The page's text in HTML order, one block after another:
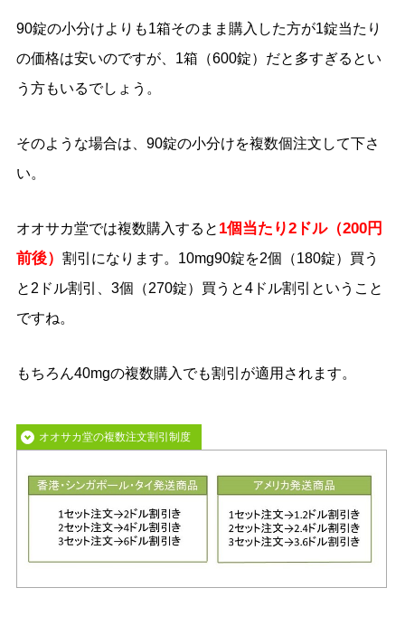
90錠の小分けよりも1箱そのまま購入した方が1錠当たり
の価格は安いのですが、1箱（600錠）だと多すぎるとい
う方もいるでしょう。
そのような場合は、90錠の小分けを複数個注文して下さ
い。
オオサカ堂では複数購入すると 1個当たり2ドル（200円
前後） 割引になります。10mg90錠を2個（180錠）買う
と2ドル割引、3個（270錠）買うと4ドル割引ということ
ですね。
もちろん40mgの複数購入でも割引が適用されます。
オオサカ堂の複数注文割引制度